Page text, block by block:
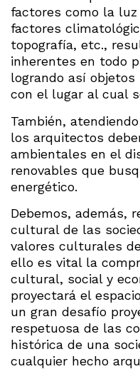
factores como la
factores
topografía, etc.,
inherentes en todo
logrando así
con el lugar al cual
También,
los arquitectos
ambientales en el
renovables que
energético.
Debemos, además,
cultural de las
valores culturales
ello es vital la
cultural, social y
proyectará el
un gran desafío
respetuosa de las
histórica de una
cualquier hecho